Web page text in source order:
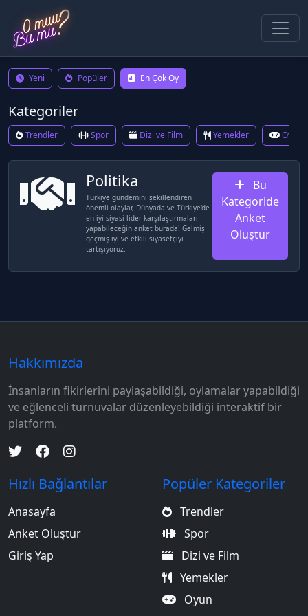
Yeni Popüler En Çok Oy
Kategoriler
Trendler Spor Dizi ve Film Yemekler Oyun
Politika
Türkiye gündemini şekillendiren
önemli olaylar, Dünyada ve Türkiye'de
en iyi siyasi lider karşılaştırmaları
yapabileceğin anket burada! Gelmiş
geçmiş iyi ve etkili siyasetçiyi
tartışıyoruz.
Bu
Kategoride
Anket
Oluştur
Hakkımızda
İnsanların fikirlerini paylaşabildiği, oylamalar yapabildiği
ve eğlenceli turnuvalar düzenleyebildiği interaktif bir
platform.
Hızlı Bağlantılar
Anasayfa
Anket Oluştur
Giriş Yap
Popüler Kategoriler
Trendler
Spor
Dizi ve Film
Yemekler
Oyun